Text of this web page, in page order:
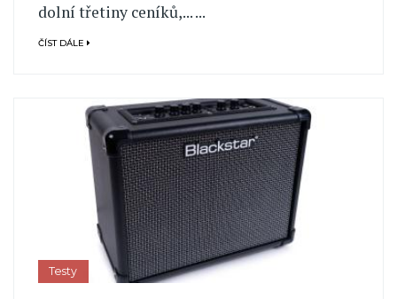
dolní třetiny ceníků,... ...
ČÍST DÁLE
Testy